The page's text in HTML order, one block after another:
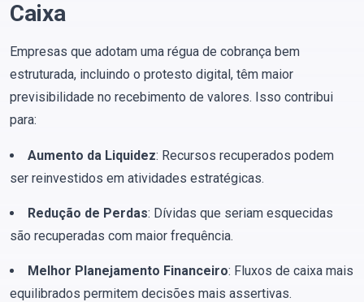
Caixa
Empresas que adotam uma régua de cobrança bem
estruturada, incluindo o protesto digital, têm maior
previsibilidade no recebimento de valores. Isso contribui
para:
Aumento da Liquidez: Recursos recuperados podem
ser reinvestidos em atividades estratégicas.
Redução de Perdas: Dívidas que seriam esquecidas
são recuperadas com maior frequência.
Melhor Planejamento Financeiro: Fluxos de caixa mais
equilibrados permitem decisões mais assertivas.